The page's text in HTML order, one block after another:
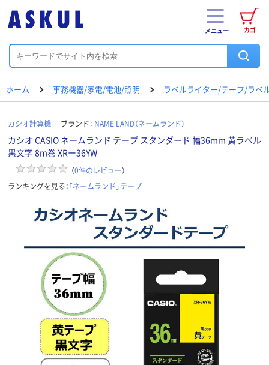
カゴ
メニュー
ホーム 事務機器/家電/電池/照明 ラベルライター/テープ/ラベ
カシオ計算機 ブランド： NAME LAND（ネームランド）
カシオ CASIO ネームランド テープ スタンダード 幅36mm 黄ラベル
黒文字 8m巻 XRー36YW
（0件のレビュー）
ランキングを見る：「ネームランド」テープ